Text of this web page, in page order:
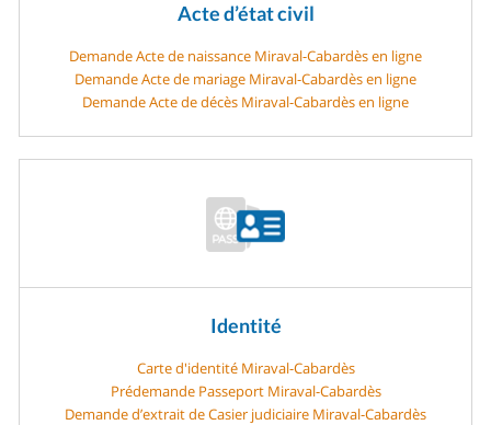
Acte d’état civil
Demande Acte de naissance Miraval-Cabardès en ligne
Demande Acte de mariage Miraval-Cabardès en ligne
Demande Acte de décès Miraval-Cabardès en ligne
Identité
Carte d'identité Miraval-Cabardès
Prédemande Passeport Miraval-Cabardès
Demande d’extrait de Casier judiciaire Miraval-Cabardès